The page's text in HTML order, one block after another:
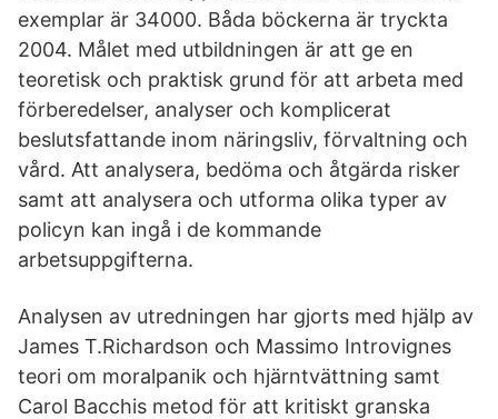
exemplar är 34000. Båda böckerna är tryckta
2004. Målet med utbildningen är att ge en
teoretisk och praktisk grund för att arbeta med
förberedelser, analyser och komplicerat
beslutsfattande inom näringsliv, förvaltning och
vård. Att analysera, bedöma och åtgärda risker
samt att analysera och utforma olika typer av
policyn kan ingå i de kommande
arbetsuppgifterna.
Analysen av utredningen har gjorts med hjälp av
James T.Richardson och Massimo Introvignes
teori om moralpanik och hjärntvättning samt
Carol Bacchis metod för att kritiskt granska